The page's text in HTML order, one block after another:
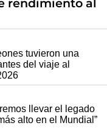
tuvieron una
del viaje al
llevar el legado
alto en el Mundial”